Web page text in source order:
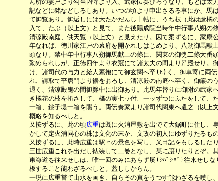
ん所の妻戸より勾当内侍より入、武家伝奏ひろうなり。もとは太刀
記などに銘などしるしあり。いつの頃より申出さるる事にか、馬は
て御覧あり。御返しには大たかだんし十帖に、うち枝（此は蘆橘の
入て、たぶ（以上文）と見て、また後陽成院当時年中行事八朔の條
清涼殿南庭、供天覧（以上文）と見えたり。因て案ずるに、家康公
年なれば、徳川家江戸の幕府を開かれしはじめより、八朔御馬献上
頭なり。禁中年中行事八朔御馬献上の條に、関東の御使二條大番頭
勤められしが、正徳四年より衣冠にて諸太夫の間より昇殿せり。御
け、諸司代の与力と給人素袍にて御玄関へ卒(ﾋ)く、御車寄に両伝
れ、請取て平唐門より裾をおろし、清涼殿の南庭へ卒く、御簾のう
退く、清涼殿鬼の間御簾中に出御あり。此馬年替りに御附の武家へ
き橘花の枝を折さして、橘の実七ッ付、一ッずつにふたをして、た
一箱、銚子堤一箱を賜う。両伝奏家より諸司代関東へ遣之（以上文
概略を知るべしと。
又按ずるに、此の頃広重は既に火消屋敷を出でて大鋸町に住し、
かして定火消同心の株は文化の末か、文政の初人にゆずりたるも
又按ずるに、此時広重は駅々の景色を写し、又日記をもしるしたり
三世広重これを出だし裱装して二巻となし、某に譲りたりとぞ。其
東海道を往来せしは、唯一回のみにあらず屡(ｼﾊﾞｼﾊﾞ)往来せしなり
板すること能わざるべしと。蓋ししからん。
一説に広重嘗て山水を画き、自らその真をうつす能わざるを嘆し、